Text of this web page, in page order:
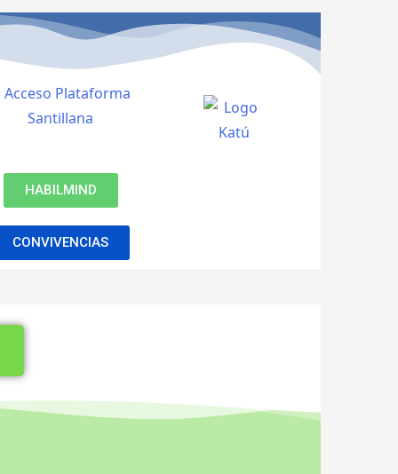
HABILMIND
CONVIVENCIAS